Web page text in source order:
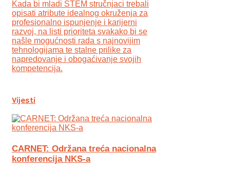
Kada bi mladi STEM stručnjaci trebali
opisati atribute idealnog okruženja za
profesionalno ispunjenje i karijerni
razvoj, na listi prioriteta svakako bi se
našle mogućnosti rada s najnovijim
tehnologijama te stalne prilike za
napredovanje i obogaćivanje svojih
kompetencija.
Vijesti
CARNET: Održana treća nacionalna
konferencija NKS-a